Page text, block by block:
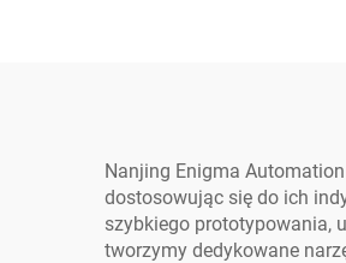
Nanjing Enigma
dostosowując się do ich
szybkiego prototypowania,
tworzymy dedykowane